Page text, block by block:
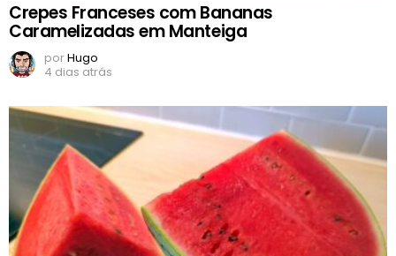
Crepes Franceses com Bananas
Caramelizadas em Manteiga
porHugo
4 dias atrás